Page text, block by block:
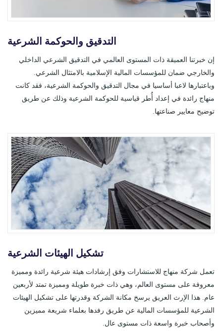
التدقيق والحوكمة الشرعية
إن خبرتنا العميقة ذات المستوى العالمي في التدقيق الشرعي الداخلي
والخارجي ضمان للمؤسسات المالية الإسلامية بالامتثال الشرعي.
وباعتبارها لاعبا أساسيا في مجال التدقيق والحوكمة الشرعية، فقد كانت
منهاج رائدة في إعداد أُطر قياسية للحوكمة الشرعية وذلك عن طريق
توضيح معايير صناعتها.
تشكيل الهيئات الشرعية
تعمل شركة منهاج للاستشارات وفق إرشادات هيئة شرعية رائدة ومميزة
معروفة على مستوى العالم، وهي ذات خبرة طويلة ومميزة تمتد لأربعين
عام. هذا الإرث العريق يرسخ مكانة الشركة وقدرتها على تشكيل الهيئات
الشرعية للمؤسسات المالية عن طريق رفدها بعلماء شريعة مميزين
وأصحاب خبرة واسعة ذات مستوى عال.